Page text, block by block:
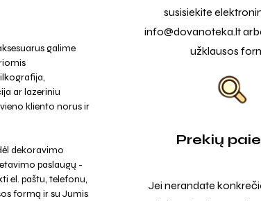
galime
ar lazeriniu
kliento norus ir
dekoravimo
paslaugų -
el. paštu, telefonu,
formą ir su Jumis
susisiekite
info@dovanoteka.lt
užklausos
Prekių
Jei nerandate